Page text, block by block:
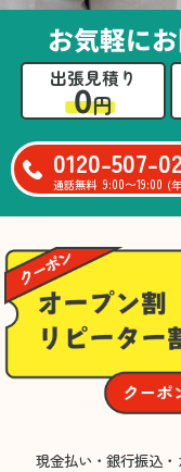
お気軽に
出張見積り
0円
0120-507-
通話無料 9:00〜19:00 (
現金払い・銀行振込・